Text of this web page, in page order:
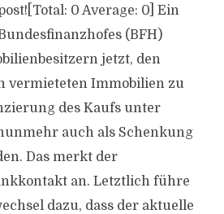
0 Average: 0] Ein
(BFH)
jetzt, den
vermieteten Immobilien zu
des Kaufs unter
auch als Schenkung
Das merkt der
an. Letztlich führe
dazu, dass der aktuelle